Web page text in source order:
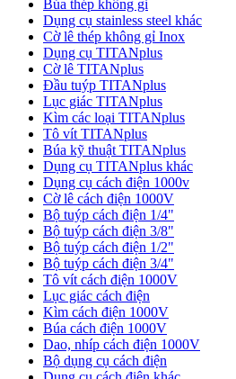
Búa thép không gỉ
Dụng cụ stainless steel khác
Cờ lê thép không gỉ Inox
Dụng cụ TITANplus
Cờ lê TITANplus
Đầu tuýp TITANplus
Lục giác TITANplus
Kìm các loại TITANplus
Tô vít TITANplus
Búa kỹ thuật TITANplus
Dụng cụ TITANplus khác
Dụng cụ cách điện 1000v
Cờ lê cách điện 1000V
Bộ tuýp cách điện 1/4"
Bộ tuýp cách điện 3/8"
Bộ tuýp cách điện 1/2"
Bộ tuýp cách điện 3/4"
Tô vít cách điện 1000V
Lục giác cách điện
Kìm cách điện 1000V
Búa cách điện 1000V
Dao, nhíp cách điện 1000V
Bộ dụng cụ cách điện